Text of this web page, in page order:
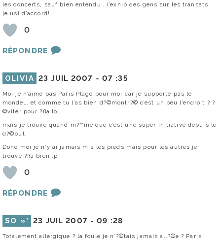
les concerts, sauf bien entendu , l’exhib des gens sur les transats ,
je usi d’accord!
0
RÉPONDRE
OLIVIA 23 JUIL 2007 - 07 :35
Moi je n’aime pas Paris Plage pour moi car je supporte pas le
monde…. et comme tu l’as bien d?©montr?© c’est un peu l’endroit ? ?
©viter pour ?ßa lol
mais je trouve quand m?™me que c’est une super initiative depuis le
d?©but.
Donc moi je n’y ai jamais mis les pieds mais pour les autres je
trouve ?ßa bien :p
0
RÉPONDRE
SO »’ 23 JUIL 2007 -09 :28
Totalement allergique ? la foule je n’?©tais jamais all?©e ? Paris